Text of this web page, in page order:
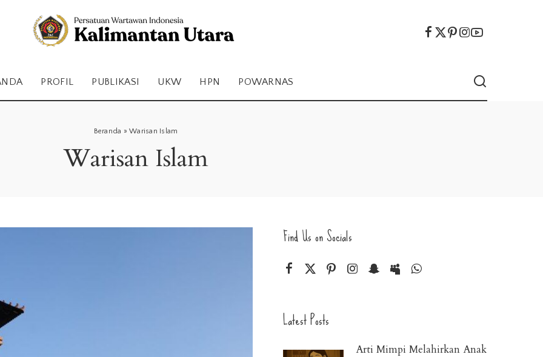
PROFIL PUBLIKASI UKW HPN POWARNAS
Beranda »Warisan Islam
Warisan Islam
Find Us on Socials
Latest Posts
Arti Mimpi Melahirkan Anak